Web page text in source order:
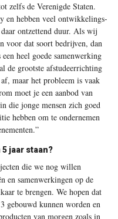
zelfs de Verenigde Staten.
en hebben veel ontwikkelings-
ontzettend duur. Als wij
voor dat soort bedrijven, dan
heel goede samenwerking
de grootste afstudeerrichting
maar het probleem is vaak
moet je een aanbod van
die jonge mensen zich goed
hebben om te ondernemen
jaar staan?
die we nog willen
en samenwerkingen op de
te brengen. We hopen dat
gebouwd kunnen worden en
van morgen zoals in